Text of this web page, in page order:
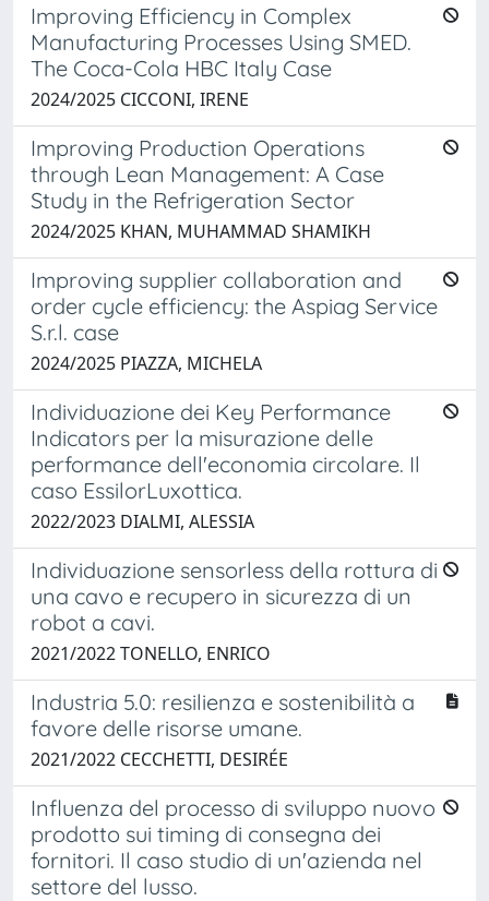
Improving Efficiency in Complex
Manufacturing Processes Using SMED.
The Coca-Cola HBC Italy Case
2024/2025 CICCONI, IRENE
Improving Production Operations
through Lean Management: A Case
Study in the Refrigeration Sector
2024/2025 KHAN, MUHAMMAD SHAMIKH
Improving supplier collaboration and
order cycle efficiency: the Aspiag Service
S.r.l. case
2024/2025 PIAZZA, MICHELA
Individuazione dei Key Performance
Indicators per la misurazione delle
performance dell'economia circolare. Il
caso EssilorLuxottica.
2022/2023 DIALMI, ALESSIA
Individuazione sensorless della rottura di
una cavo e recupero in sicurezza di un
robot a cavi.
2021/2022 TONELLO, ENRICO
Industria 5.0: resilienza e sostenibilità a
favore delle risorse umane.
2021/2022 CECCHETTI, DESIRÉE
Influenza del processo di sviluppo nuovo
prodotto sui timing di consegna dei
fornitori. Il caso studio di un'azienda nel
settore del lusso.